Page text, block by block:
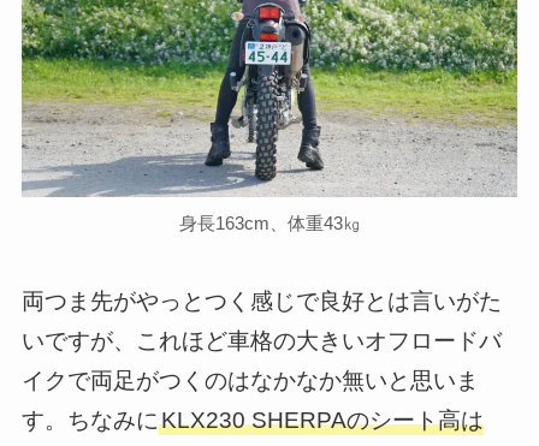
身長163cm、体重43㎏
両つま先がやっとつく感じで良好とは言いがた
いですが、これほど車格の大きいオフロードバ
イクで両足がつくのはなかなか無いと思いま
す。ちなみにKLX230 SHERPAのシート高は